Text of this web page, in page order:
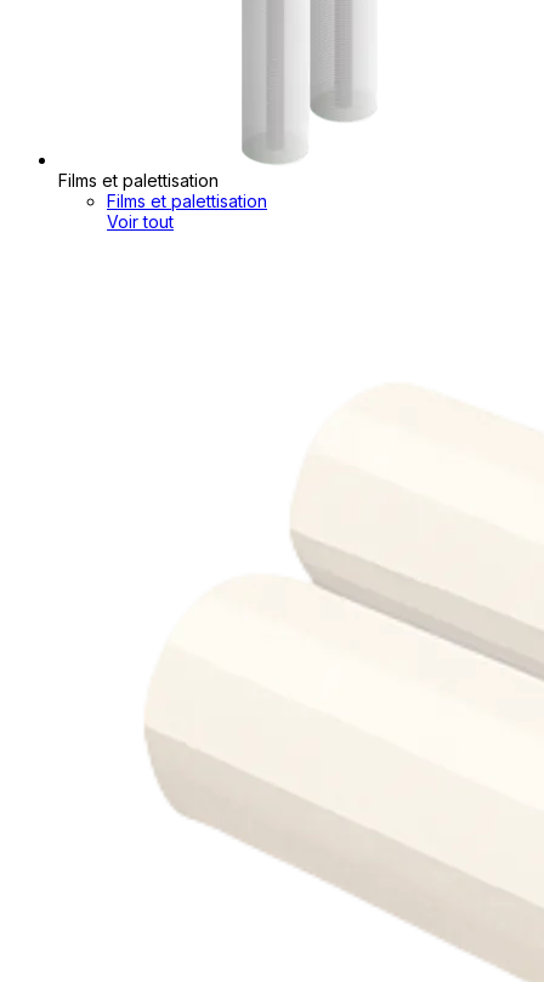
Films et palettisation
Films et palettisation
Voir tout